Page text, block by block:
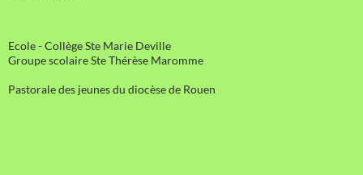
Ecole - Collège Ste Marie Deville
Groupe scolaire Ste Thérèse Maromme
Pastorale des jeunes du diocèse de Rouen